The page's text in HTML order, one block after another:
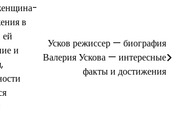
в
ей
и
Усков режиссер — биография
Валерия Ускова — интересные
факты и достижения